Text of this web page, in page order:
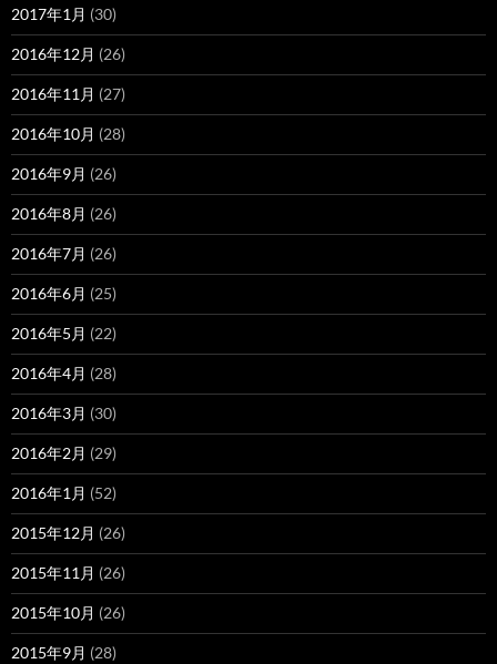
2017年1月 (30)
2016年12月 (26)
2016年11月 (27)
2016年10月 (28)
2016年9月 (26)
2016年8月 (26)
2016年7月 (26)
2016年6月 (25)
2016年5月 (22)
2016年4月 (28)
2016年3月 (30)
2016年2月 (29)
2016年1月 (52)
2015年12月 (26)
2015年11月 (26)
2015年10月 (26)
2015年9月 (28)